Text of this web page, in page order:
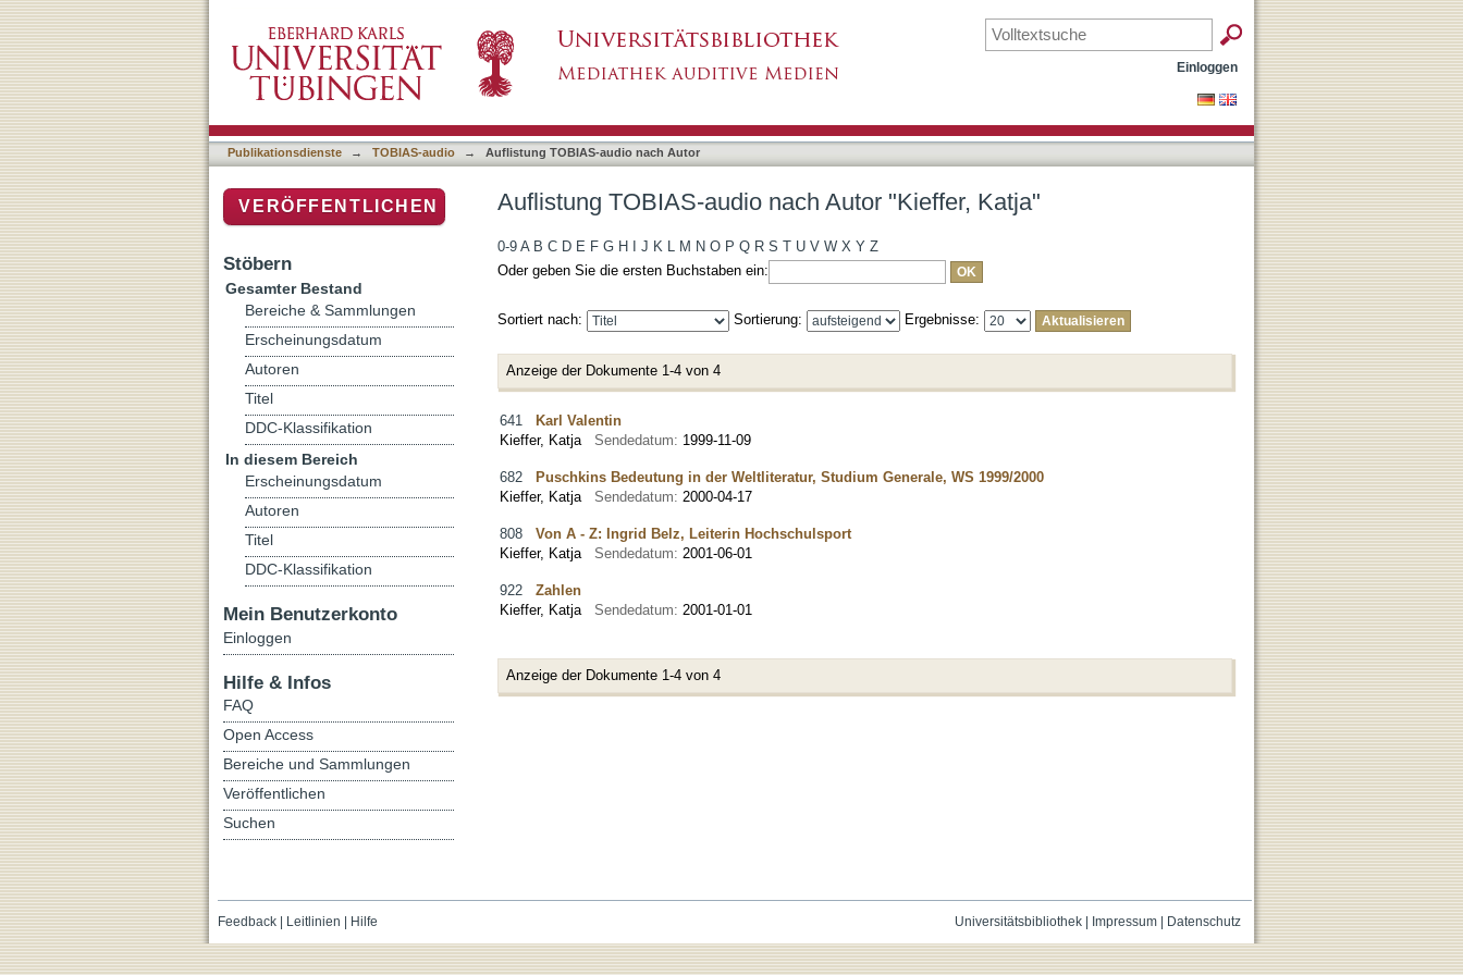
Einloggen
Publikationsdienste → TOBIAS-audio → Auflistung TOBIAS-audio nach Autor
Auflistung TOBIAS-audio nach Autor "Kieffer, Katja"
0-9 A B C D E F G H J K L M N O P Q R S T U V W X Y Z
Oder geben Sie die ersten Buchstaben ein:
Sortiert nach: Sortierung: Ergebnisse:
Anzeige der Dokumente 1-4 von 4
641 Karl Valentin
Kieffer, Katja
Sendedatum: 1999-11-09
682 Puschkins Bedeutung in der Weltliteratur, Studium Generale, WS 1999/2000
Kieffer, Katja
Sendedatum: 2000-04-17
808 Von A - Z: Ingrid Belz, Leiterin Hochschulsport
Kieffer, Katja
Sendedatum: 2001-06-01
922 Zahlen
Kieffer, Katja
Sendedatum: 2001-01-01
Anzeige der Dokumente 1-4 von 4
VERÖFFENTLICHEN
Stöbern
Gesamter Bestand
Bereiche & Sammlungen
Erscheinungsdatum
Autoren
Titel
DDC-Klassifikation
In diesem Bereich
Erscheinungsdatum
Autoren
Titel
DDC-Klassifikation
Mein Benutzerkonto
Einloggen
Hilfe & Infos
FAQ
Open Access
Bereiche und Sammlungen
Veröffentlichen
Suchen
Universitätsbibliothek| Impressum| Datenschutz
Feedback| Leitlinien | Hilfe